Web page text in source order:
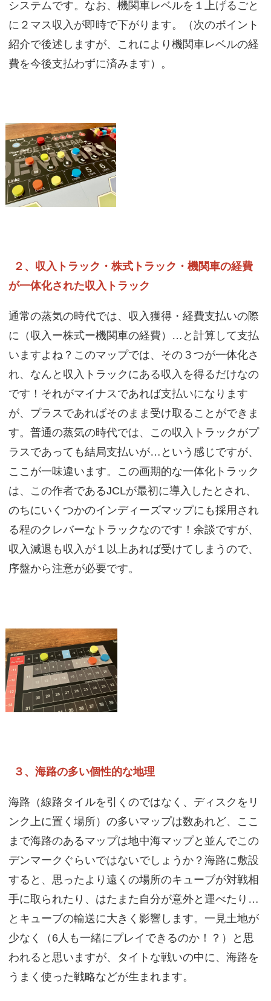
システムです。なお、機関車レベルを１上げるごと
に２マス収入が即時で下がります。（次のポイント
紹介で後述しますが、これにより機関車レベルの経
費を今後支払わずに済みます）。
２、収入トラック・株式トラック・機関車の経費
が一体化された収入トラック
通常の蒸気の時代では、収入獲得・経費支払いの際
に（収入ー株式ー機関車の経費）…と計算して支払
いますよね？このマップでは、その３つが一体化さ
れ、なんと収入トラックにある収入を得るだけなの
です！それがマイナスであれば支払いになります
が、プラスであればそのまま受け取ることができま
す。普通の蒸気の時代では、この収入トラックがプ
ラスであっても結局支払いが…という感じですが、
ここが一味違います。この画期的な一体化トラック
は、この作者であるJCLが最初に導入したとされ、
のちにいくつかのインディーズマップにも採用され
る程のクレバーなトラックなのです！余談ですが、
収入減退も収入が１以上あれば受けてしまうので、
序盤から注意が必要です。
３、海路の多い個性的な地理
海路（線路タイルを引くのではなく、ディスクをリ
ンク上に置く場所）の多いマップは数あれど、ここ
まで海路のあるマップは地中海マップと並んでこの
デンマークぐらいではないでしょうか？海路に敷設
すると、思ったより遠くの場所のキューブが対戦相
手に取られたり、はたまた自分が意外と運べたり…
とキューブの輸送に大きく影響します。一見土地が
少なく（6人も一緒にプレイできるのか！？）と思
われると思いますが、タイトな戦いの中に、海路を
うまく使った戦略などが生まれます。